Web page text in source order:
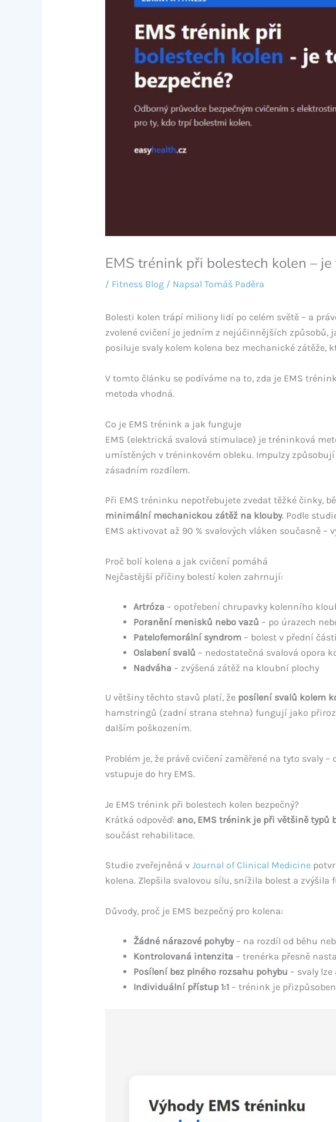
EMS trénink při bolestech kolen – je
/ Fitness Blog/ Napsal Tomáš Paděra
Bolesti kolen trápí miliony lidí po celém světě – a
zvolené cvičení je jedním z nejúčinnějších
posiluje svaly kolem kolena bez mechanické zátěže,
V tomto článku se podíváme na to, zda je EMS
metoda vhodná.
Co je EMS trénink a jak funguje
EMS (elektrická svalová stimulace) je tréninková
umístěných v tréninkovém obleku. Impulzy
zásadním rozdílem.
Při EMS tréninku nepotřebujete zvedat těžké činky,
minimální mechanickou zátěž na klouby. Podle
EMS aktivovat až 90 % svalových vláken současně
Proč bolí kolena a jak cvičení pomáhá
Nejčastější příčiny bolestí kolen zahrnují:
Artróza – opotřebení chrupavky kolenního
Poranění menisků nebo vazů – po úrazech
Patelofemorální syndrom– bolest v přední
Oslabení svalů – nedostatečná svalová opora
Nadváha – zvýšená zátěž na kloubní plochy
U většiny těchto stavů platí, že posílení svalů kolem
hamstringů (zadní strana stehna) fungují jako
dalším poškozením.
Problém je, že právě cvičení zaměřené na tyto svaly –
vstupuje do hry EMS.
Je EMS trénink při bolestech kolen bezpečný?
Krátká odpověď: ano, EMS trénink je při většině typů
součást rehabilitace.
Studie zveřejněná v Journal of Clinical Medicine
kolena. Zlepšila svalovou sílu, snížila bolest a
Důvody, proč je EMS bezpečný pro kolena:
Žádné nárazové pohyby– na rozdíl od běhu
Kontrolovaná intenzita – trenérka přesně
Posílení bez plného rozsahu pohybu – svaly
Individuální přístup 1:1– trénink je